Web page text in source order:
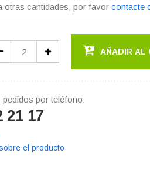
otras cantidades, por favor contacte
AÑADIR AL
por teléfono:
21 17
el producto